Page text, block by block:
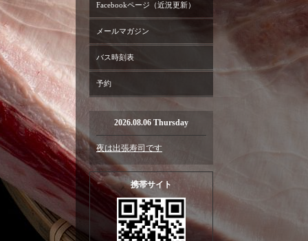
Facebookページ（近況更新）
メールマガジン
バス時刻表
予約
2026.08.06 Thursday
夜は出張寿司です
携帯サイト